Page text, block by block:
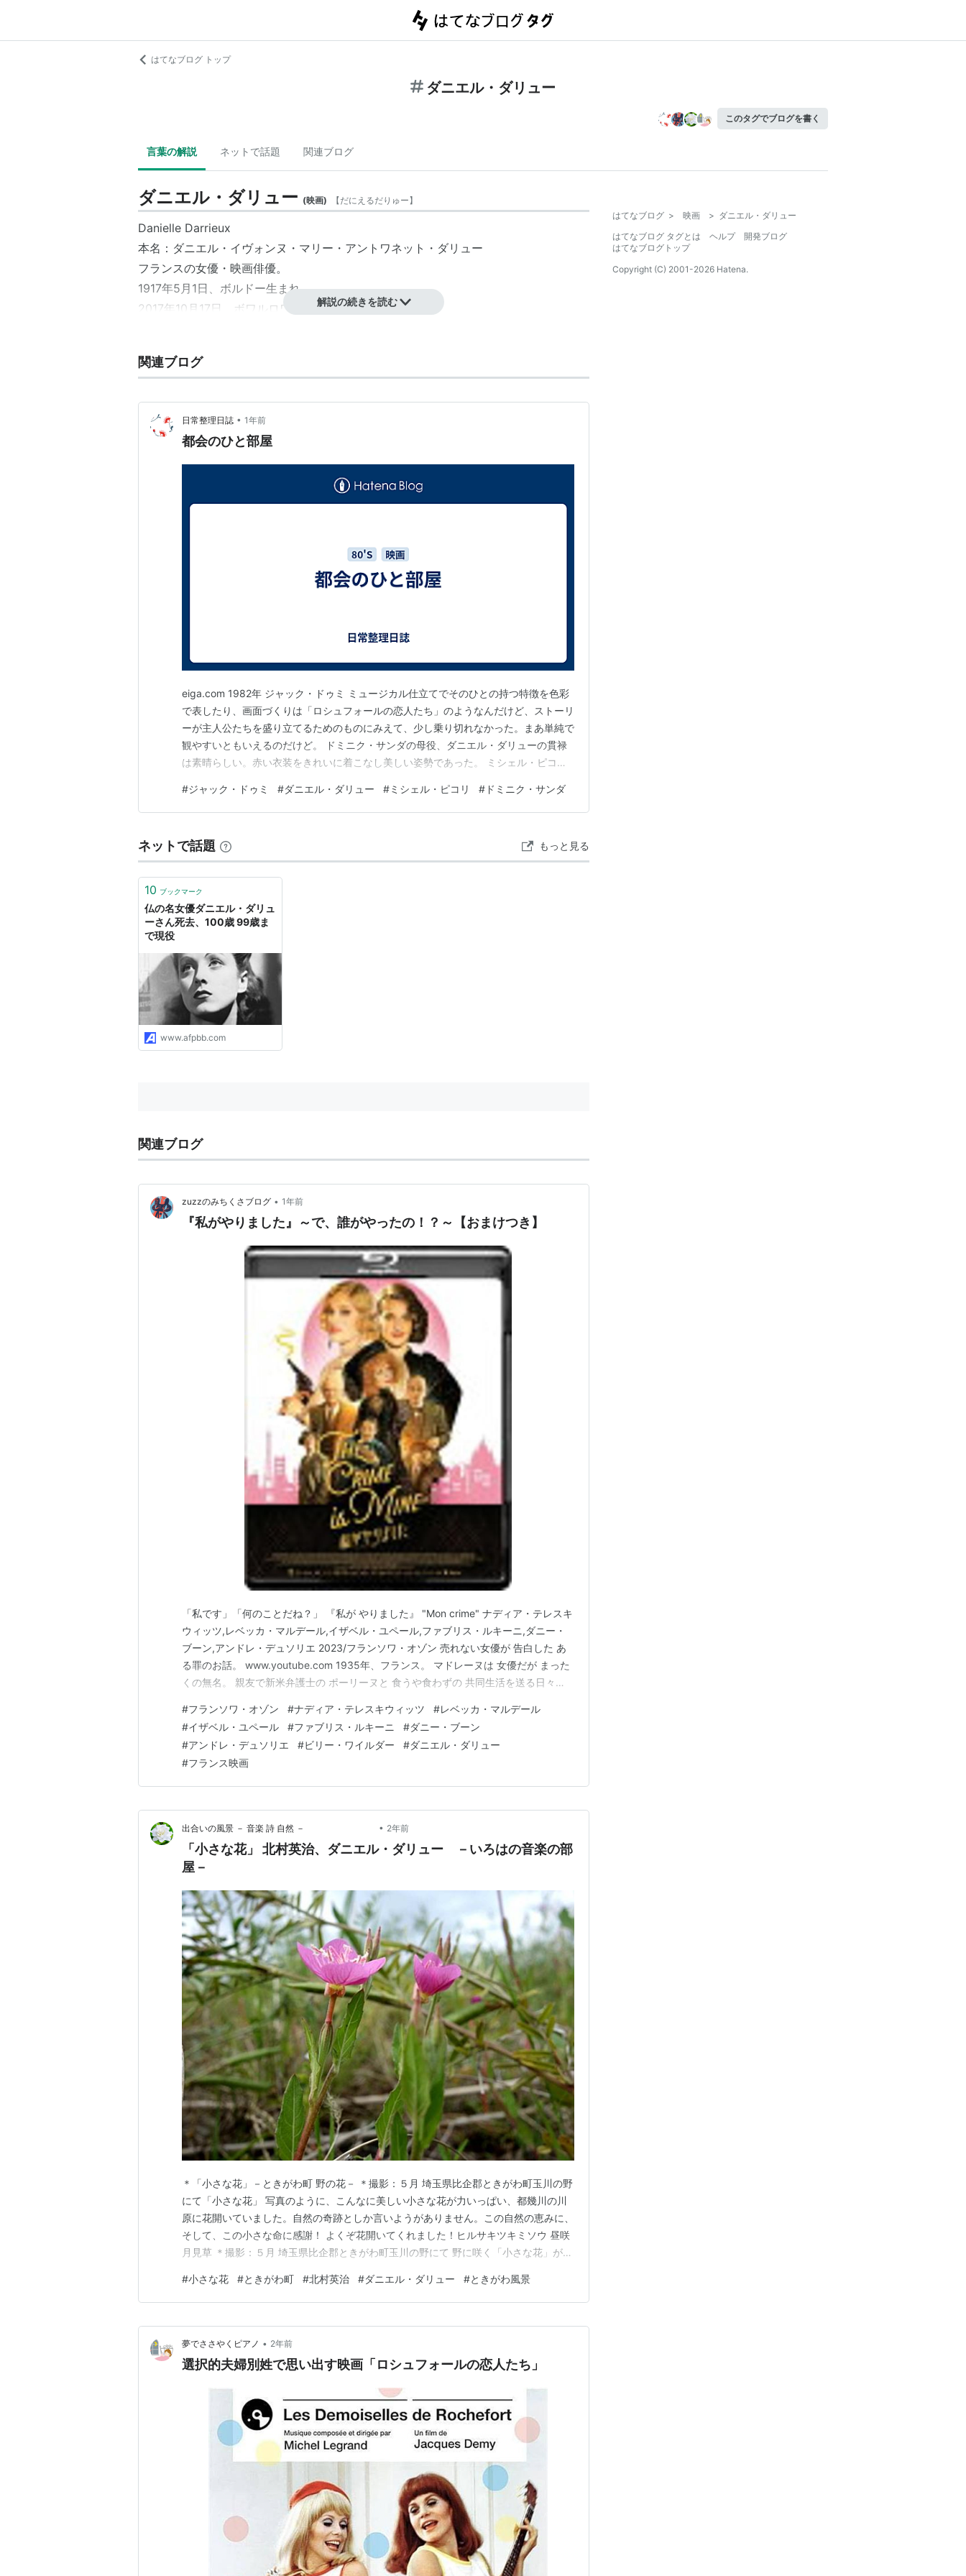
はてなブログ トップ
ダニエル・ダリュー
このタグでブログを書く
言葉の解説 ネットで話題 関連ブログ
ダニエル・ダリュー (映画) 【だにえるだりゅー】
Danielle Darrieux
本名： ダニエル・イヴォンヌ・マリー・アントワネット・ダリュー
フランスの女優 ・ 映画俳優。
1917年5月1日、 ボルドー生まれ。
2017年10月17日、ボワルロワで死去。
1935年「旅順港」
1938年「暁に帰る」「
1948年「ルイ・ブラス」
ロシュフォールの恋人たち」
解説の続きを読む
関連ブログ
日常整理日誌 • 1年前
都会のひと部屋
eiga.com 1982年 ジャック・ドゥミ ミュージカル仕立てでそのひとの持つ特徴を色彩
で表したり、画面づくりは「ロシュフォールの恋人たち」のようなんだけど、ストーリ
ーが主人公たちを盛り立てるためのものにみえて、少し乗り切れなかった。まあ単純で
観やすいともいえるのだけど。 ドミニク・サンダの母役、ダニエル・ダリューの貫禄
は素晴らしい。赤い衣装をきれいに着こなし美しい姿勢であった。 ミシェル・ピコリ
いけどストーリーを楽しめきれなかった「想い出のマルセイユ」*1も思い出しながら観
ていたけれどあちらもジャック・ドゥミだ…
#ジャック・ドゥミ #ダニエル・ダリュー #ミシェル・ピコリ # ドミニク・サンダ
ネットで話題 もっと見る
10 ブックマーク
仏の名女優ダニエル・ダリュ
ーさん死去、100歳 99歳ま
で現役
www.afpbb.com
関連ブログ
zuzzのみちくさブログ • 1年前
『私がやりました』～で、誰がやったの！？～【おまけつき】
「私です」「何のことだね？」 『私が やりました』 "Mon crime" ナディア・テレスキ
ウィッツ,レベッカ・マルデール,イザベル・ユペール,ファブリス・ルキーニ,ダニー・
ブーン,アンドレ・デュソリエ 2023/フランソワ・オゾン 売れない女優が 告白した あ
る罪のお話。 www.youtube.com 1935年、フランス。 マドレーヌは 女優だが まった
くの無名。 親友で新米弁護士の ポーリーヌと 食うや食わずの 共同生活を送る日々
か 働かずしてふたりが 離れずにすむ方法がある！と 富豪の娘との 持参金目…
#フランソワ・オゾン #ナディア・テレスキウィッツ #レベッカ・マルデール
#イザベル・ユペール #ファブリス・ルキーニ #ダニー・ブーン
#アンドレ・デュソリエ #ビリー・ワイルダー #ダニエル・ダリュー
#フランス映画
出合いの風景 － 音楽 詩 自然 － • 2年前
「小さな花」 北村英治、ダニエル・ダリュー －いろはの音楽の部
屋－
＊「小さな花」－ときがわ町 野の花－ ＊撮影：５月 埼玉県比企郡ときがわ町玉川の野
にて「小さな花」 写真のように、こんなに美しい小さな花が力いっぱい、都幾川の川
原に花開いていました。自然の奇跡としか言いようがありません。この自然の恵みに、
そして、この小さな命に感謝！ よくぞ花開いてくれました！ヒルサキツキミソウ 昼咲
月見草 ＊撮影：５月 埼玉県比企郡ときがわ町玉川の野にて 野に咲く「小さな花」が好
な花」北村英治 ★「いろはの音楽の部屋」は、わたし自身が好きな音楽を聴くために
作った部屋です。 ハルジオン ＊撮影：５月 …
#小さな花 #ときがわ町 #北村英治 #ダニエル・ダリュー #ときがわ風景
夢でささやくピアノ • 2年前
選択的夫婦別姓で思い出す映画「ロシュフォールの恋人たち」
はてなブログ > 映画 > ダニエル・ダリュー
はてなブログ タグとは
ヘルプ
開発ブログ
はてなブログトップ
Copyright (C) 2001-2026 Hatena.